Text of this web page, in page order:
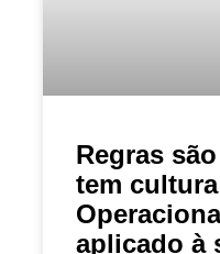
Regras
tem
aplicado à